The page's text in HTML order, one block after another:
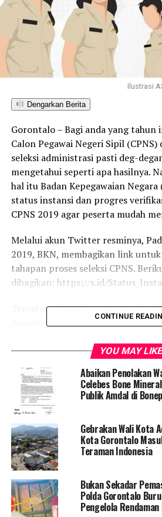
Ilustrasi
Dengarkan Berita
Gorontalo – Bagi anda yang tahun
Calon Pegawai Negeri Sipil
seleksi administrasi pasti deg-
mengetahui seperti apa hasilnya.
hal itu Badan Kepegawaian
status instansi dan progres
CPNS 2019 agar peserta mudah
Melalui akun Twitter resminya,
2019, BKN, membagikan link
tahapan proses seleksi CPNS.
dibagikan: https://s.id/
Tercatat ada 37 kementerian,
daerah, yang telah merilis
Kamu bisa mengecek kelulusan
melihatnya di akun masing-masing
pemerintah daerah terkait.
karena alasan tidak memenuhi
akun sscasn.bkn.go.id. Pelamar
sanggah sesuai dengan jadwal
Peserta yang lulus seleksi
tahap berikutnya, yaitu Seleksi
Seleksi ini menggunakan tes
materi yang diujikan, yaitu Tes
Tes Intelegensia Umum, dan Tes
CONTINUE
YOU MAY
Abaikan Penolakan
Celebes Bone
Publik Amdal di
Gebrakan Wali Kota
Kota Gorontalo
Teraman Indonesia
Bukan Sekadar
Polda Gorontalo
Pengelola Rendaman